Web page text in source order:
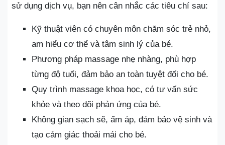
sử dụng dịch vụ, bạn nên cân nhắc các tiêu chí sau:
Kỹ thuật viên có chuyên môn chăm sóc trẻ nhỏ,
am hiểu cơ thể và tâm sinh lý của bé.
Phương pháp massage nhẹ nhàng, phù hợp
từng độ tuổi, đảm bảo an toàn tuyệt đối cho bé.
Quy trình massage khoa học, có tư vấn sức
khỏe và theo dõi phản ứng của bé.
Không gian sạch sẽ, ấm áp, đảm bảo vệ sinh và
tạo cảm giác thoải mái cho bé.